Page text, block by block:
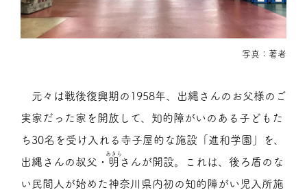
写真：著者
元々は戦後復興期の1958年、出縄さんのお父様のご
実家だった家を開放して、知的障がいのある子どもた
ち30名を受け入れる寺子屋的な施設「進和学園」を、
出縄さんの叔父・ 明
あきら
さんが開設。これは、後ろ盾のな
い民間人が始めた神奈川県内初の知的障がい児入所施